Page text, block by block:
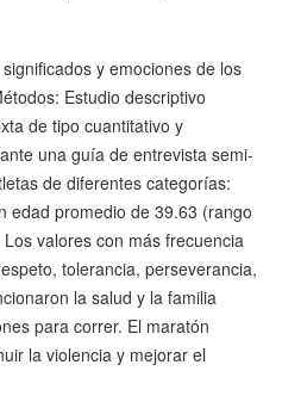
y emociones de los
Estudio descriptivo
de tipo cuantitativo y
una guía de entrevista semi-
de diferentes categorías:
edad promedio de 39.63 (rango
valores con más frecuencia
tolerancia, perseverancia,
la salud y la familia
para correr. El maratón
la violencia y mejorar el